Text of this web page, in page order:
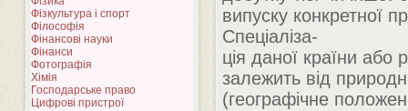
Фізкультура і спорт
Філософія
Фінансові науки
Фінанси
Фотографія
Хімія
Господарське право
Цифрові пристрої
випуску конкретної
Спеціаліза-
ція даної країни або
залежить від
(географічне